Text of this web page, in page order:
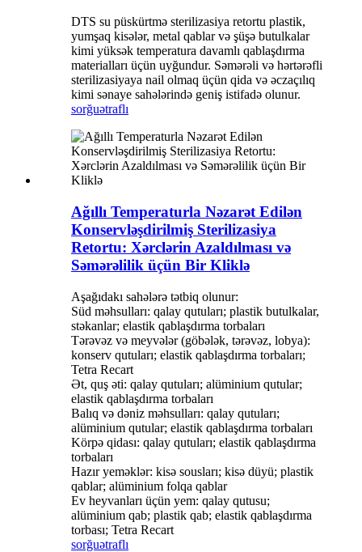
DTS su püskürtmə sterilizasiya retortu plastik,
yumşaq kisələr, metal qablar və şüşə butulkalar
kimi yüksək temperatura davamlı qablaşdırma
materialları üçün uyğundur. Səmərəli və hərtərəfli
sterilizasiyaya nail olmaq üçün qida və əczaçılıq
kimi sənaye sahələrində geniş istifadə olunur.
sorğuətraflı
Ağıllı Temperaturla Nəzarət Edilən
Konservləşdirilmiş Sterilizasiya
Retortu: Xərclərin Azaldılması və
Səmərəlilik üçün Bir Kliklə
Aşağıdakı sahələrə tətbiq olunur:
Süd məhsulları: qalay qutuları; plastik butulkalar,
stəkanlar; elastik qablaşdırma torbaları
Tərəvəz və meyvələr (göbələk, tərəvəz, lobya):
konserv qutuları; elastik qablaşdırma torbaları;
Tetra Recart
Ət, quş əti: qalay qutuları; alüminium qutular;
elastik qablaşdırma torbaları
Balıq və dəniz məhsulları: qalay qutuları;
alüminium qutular; elastik qablaşdırma torbaları
Körpə qidası: qalay qutuları; elastik qablaşdırma
torbaları
Hazır yeməklər: kisə sousları; kisə düyü; plastik
qablar; alüminium folqa qablar
Ev heyvanları üçün yem: qalay qutusu;
alüminium qab; plastik qab; elastik qablaşdırma
torbası; Tetra Recart
sorğuətraflı